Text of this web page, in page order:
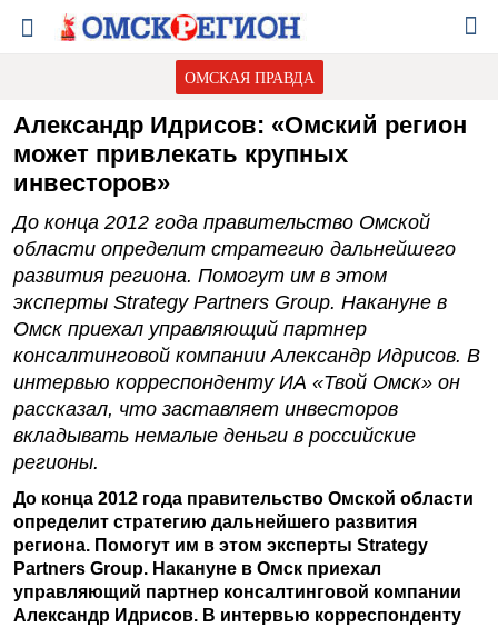
ОМСКАЯ ПРАВДА
Александр Идрисов: «Омский регион
может привлекать крупных
инвесторов»
До конца 2012 года правительство Омской
области определит стратегию дальнейшего
развития региона. Помогут им в этом
эксперты Strategy Partners Group. Накануне в
Омск приехал управляющий партнер
консалтинговой компании Александр Идрисов. В
интервью корреспонденту ИА «Твой Омск» он
рассказал, что заставляет инвесторов
вкладывать немалые деньги в российские
регионы.
До конца 2012 года правительство Омской области
определит стратегию дальнейшего развития
региона. Помогут им в этом эксперты Strategy
Partners Group. Накануне в Омск приехал
управляющий партнер консалтинговой компании
Александр Идрисов. В интервью корреспонденту